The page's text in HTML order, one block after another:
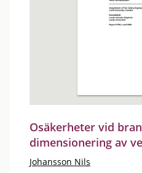
Osäkerheter vid
dimensionering av
Johansson Nils